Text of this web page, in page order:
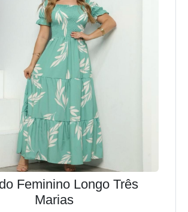
Feminino Longo Três
Marias